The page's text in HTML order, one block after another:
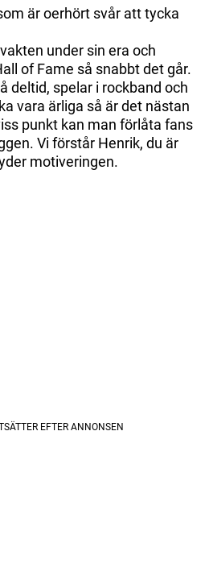
är oerhört svår att tycka
under sin era och
of Fame så snabbt det går.
deltid, spelar i rockband och
vara ärliga så är det nästan
punkt kan man förlåta fans
Vi förstår Henrik, du är
motiveringen.